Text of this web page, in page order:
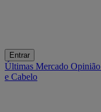
Entrar
Últimas Mercado Opinião
e Cabelo